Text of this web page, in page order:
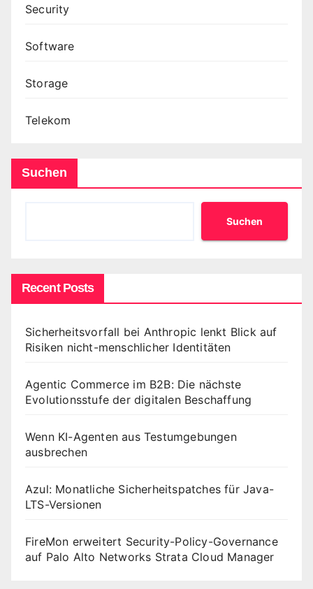
Security
Software
Storage
Telekom
Suchen
Suchen
Recent Posts
Sicherheitsvorfall bei Anthropic lenkt Blick auf
Risiken nicht-menschlicher Identitäten
Agentic Commerce im B2B: Die nächste
Evolutionsstufe der digitalen Beschaffung
Wenn KI-Agenten aus Testumgebungen
ausbrechen
Azul: Monatliche Sicherheitspatches für Java-
LTS-Versionen
FireMon erweitert Security-Policy-Governance
auf Palo Alto Networks Strata Cloud Manager